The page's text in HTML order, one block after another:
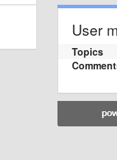
User
Topics